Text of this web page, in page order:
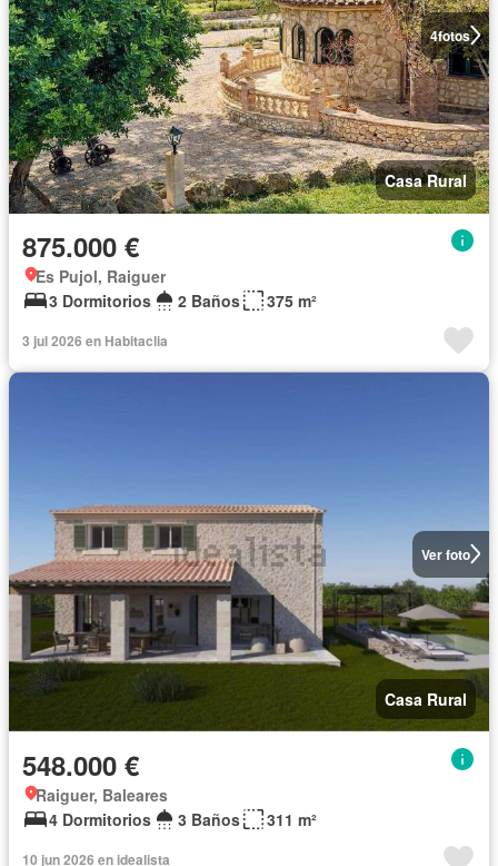
4fotos
Casa Rural
875.000 €
Es Pujol, Raiguer
3 Dormitorios
2 Baños 375 m²
3 jul 2026 en Habitaclia
Ver foto
Casa Rural
548.000 €
Raiguer, Baleares
4 Dormitorios
3 Baños 311 m²
10 jun 2026 en idealista